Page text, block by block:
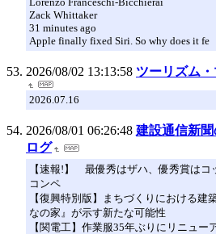
Zack Whittaker
31 minutes ago
Apple finally fixed Siri. So why does it fe
2026/08/02 13:13:58 ツーリズム
2026.07.16
2026/08/01 06:26:48 建設通信新
ログ
【速報!】 最優秀はザハ、優秀賞はコ
コンペ
【復興特別版】まちづくりにおける
なの家』が示す新たな可能性
【関電工】作業服35年ぶりにリニュ